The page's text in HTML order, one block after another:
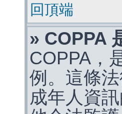
回頂端
» COPPA
COPPA，
例。這條
成年人資